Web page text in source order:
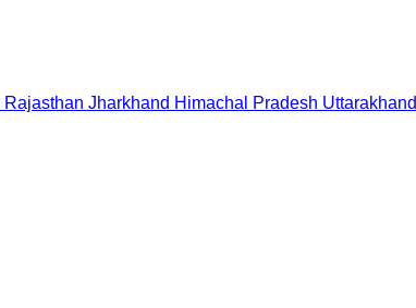
Rajasthan Jharkhand Himachal Pradesh Uttarakhand